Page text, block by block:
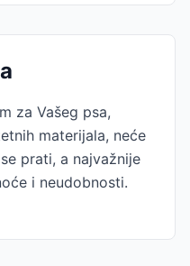
za Vašeg psa,
materijala, neće
prati, a najvažnije
i neudobnosti.